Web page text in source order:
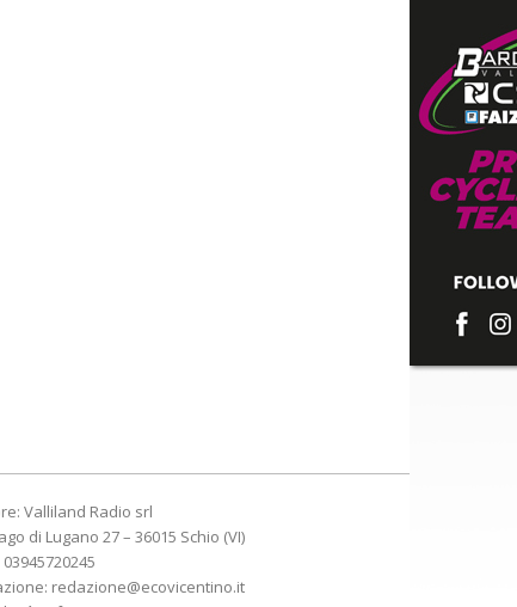
Valliland Radio srl
di Lugano 27 – 36015 Schio (VI)
03945720245
redazione@ecovicentino.it